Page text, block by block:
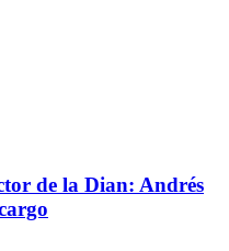
de la Dian: Andrés